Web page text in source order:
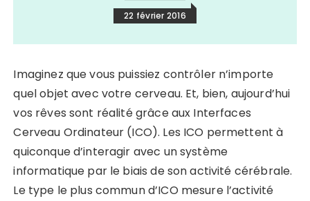
22 février 2016
Imaginez que vous puissiez contrôler n’importe
quel objet avec votre cerveau. Et, bien, aujourd’hui
vos rêves sont réalité grâce aux Interfaces
Cerveau Ordinateur (ICO). Les ICO permettent à
quiconque d’interagir avec un système
informatique par le biais de son activité cérébrale.
Le type le plus commun d’ICO mesure l’activité